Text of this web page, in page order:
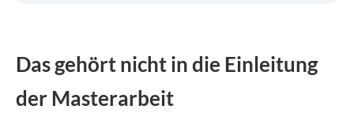
Das gehört nicht in die Einleitung
der Masterarbeit